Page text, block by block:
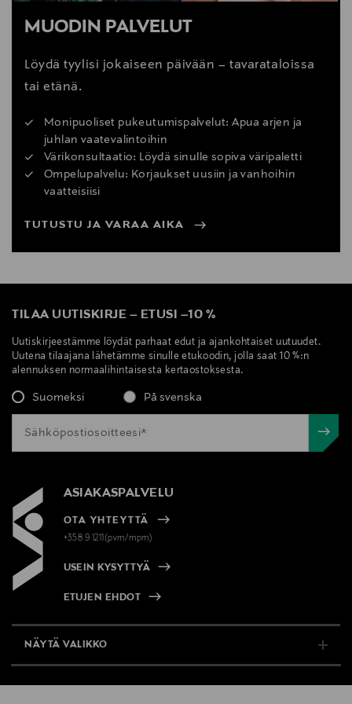
MUODIN PALVELUT
Löydä tyylisi jokaiseen päivään – tavarataloissa
tai etänä.
Monipuoliset pukeutumispalvelut: Apua arjen ja
juhlan vaatevalintoihin
Värikonsultaatio: Löydä sinulle sopiva väripaletti
Ompelupalvelu: Korjaukset uusiin ja vanhoihin
vaatteisiisi
TUTUSTU JA VARAA AIKA
TILAA UUTISKIRJE – ETUSI –10 %
Uutiskirjeestämme löydät parhaat edut ja ajankohtaiset uutuudet.
Uutena tilaajana lähetämme sinulle etukoodin, jolla saat 10 %:n
alennuksen normaalihintaisesta kertaostoksesta.
Suomeksi På svenska
ASIAKASPALVELU
OTA YHTEYTTÄ
+358 9 1211(pvm/mpm)
USEIN KYSYTTYÄ
ETUJEN EHDOT
NÄYTÄ VALIKKO